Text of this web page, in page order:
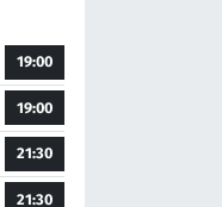
19:00
19:00
21:30
21:30